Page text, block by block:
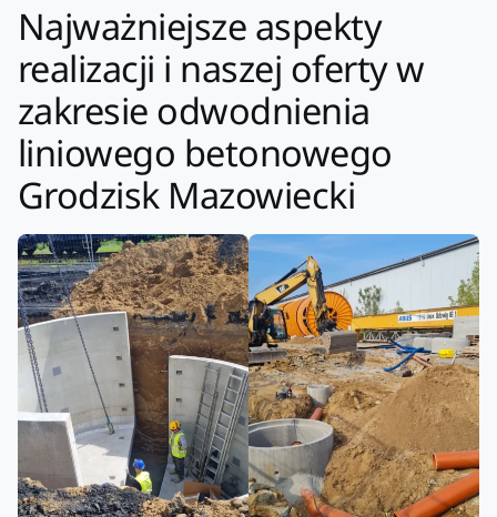
Najważniejsze aspekty
realizacji i naszej oferty w
zakresie odwodnienia
liniowego betonowego
Grodzisk Mazowiecki